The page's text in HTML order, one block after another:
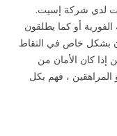
لدي شركة إسيت.
الفورية أو كما يطلقون
بشكل خاص في التقاط
إذا كان الأمان من
، فهم بكل